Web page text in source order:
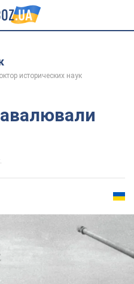
исторических наук